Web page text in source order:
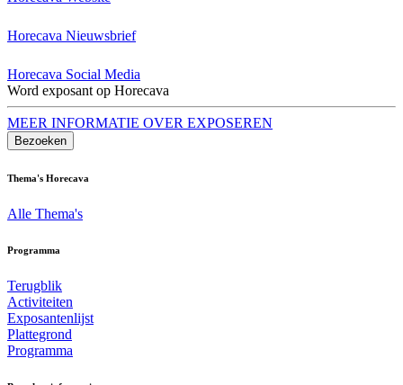
Horecava Nieuwsbrief
Horecava Social Media
Word exposant op Horecava
MEER INFORMATIE OVER EXPOSEREN
Bezoeken
Thema's Horecava
Alle Thema's
Programma
Terugblik
Activiteiten
Exposantenlijst
Plattegrond
Programma